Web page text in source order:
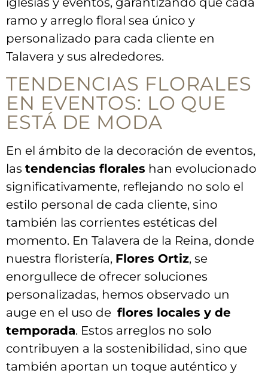
ramo y arreglo floral ​sea único ‍y
personalizado para⁤ cada cliente en
Talavera y sus alrededores.
TENDENCIAS FLORALES
EN EVENTOS:​ LO QUE
ESTÁ DE MODA
En el ámbito​ de la decoración de⁤ eventos,
las tendencias⁤ florales ‍han‌ evolucionado
significativamente, reflejando no solo ⁤el
estilo personal‌ de cada cliente, sino
también las corrientes estéticas del
momento. En ‌Talavera de la‍ Reina, donde
nuestra floristería, Flores Ortiz, se
enorgullece de‌ ofrecer soluciones
personalizadas, hemos observado un⁤
auge en​ el uso de ‌ flores⁤ locales y⁣ de⁣
temporada. Estos arreglos no solo
contribuyen ⁢a ⁢la ​sostenibilidad, sino que
‌también aportan un toque ⁤auténtico ‌y